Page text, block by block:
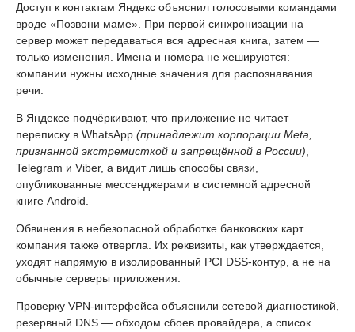
Доступ к контактам Яндекс объяснил голосовыми командами
вроде «Позвони маме». При первой синхронизации на
сервер может передаваться вся адресная книга, затем —
только изменения. Имена и номера не хешируются:
компании нужны исходные значения для распознавания
речи.
В Яндексе подчёркивают, что приложение не читает
переписку в WhatsApp (принадлежит корпорации Meta,
признанной экстремисткой и запрещённой в России),
Telegram и Viber, а видит лишь способы связи,
опубликованные мессенджерами в системной адресной
книге Android.
Обвинения в небезопасной обработке банковских карт
компания также отвергла. Их реквизиты, как утверждается,
уходят напрямую в изолированный PCI DSS-контур, а не на
обычные серверы приложения.
Проверку VPN-интерфейса объяснили сетевой диагностикой,
резервный DNS — обходом сбоев провайдера, а список